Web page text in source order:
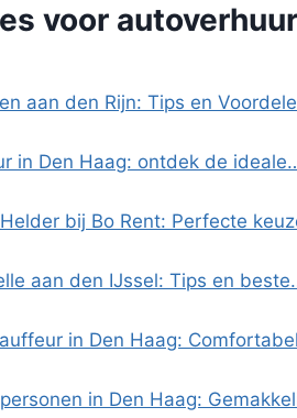
voor
aan den Rijn: Tips en
in Den Haag: ontdek de
bij Bo Rent: Perfecte
aan den IJssel: Tips en
in Den Haag:
in Den Haag: